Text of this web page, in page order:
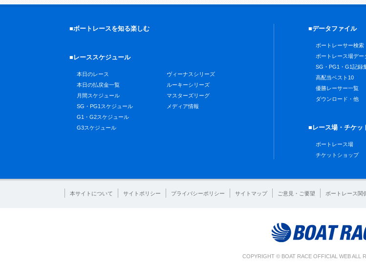
■ボートレースを知る楽しむ
■レーススケジュール
本日のレース
本日の払戻金一覧
月間スケジュール
SG・PG1スケジュール
G1・G2スケジュール
G3スケジュール
ヴィーナスシリーズ
ルーキーシリーズ
マスターズリーグ
メディア情報
■データファイル
ボートレーサー検索
ボートレース場デー
SG・PG1・G1記録
高配当ベスト10
優勝レーサー一覧
ダウンロード・他
■レース場・チケッ
ボートレース場
チケットショップ
本サイトについて サイトポリシー プライバシーポリシー サイトマップ ご意見・ご要望 ボートレース関
COPYRIGHT © BOAT RACE OFFICIAL WEB ALL